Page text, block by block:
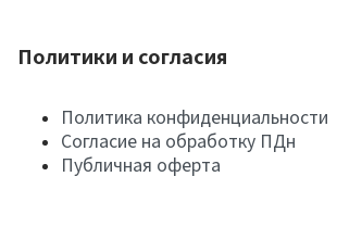
Политики и согласия
Политика конфиденциальности
Согласие на обработку ПДн
Публичная оферта